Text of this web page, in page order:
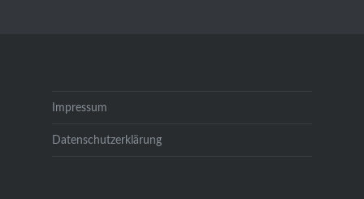
Impressum
Datenschutzerklärung